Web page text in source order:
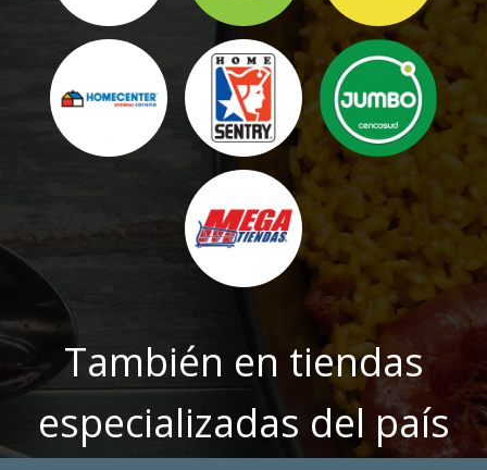
También en tiendas
especializadas del país